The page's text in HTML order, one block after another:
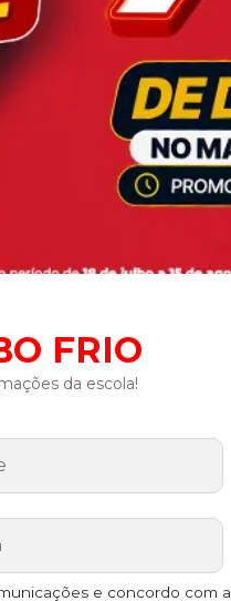
FRIO
da escola!
e concordo com a